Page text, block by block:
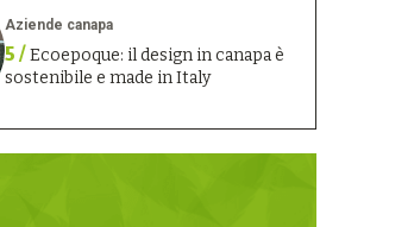
Aziende canapa
5 /Ecoepoque: il design in canapa è
sostenibile e made in Italy